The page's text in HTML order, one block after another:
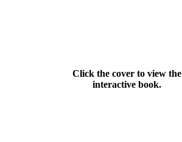
Click the cover to view the
interactive book.